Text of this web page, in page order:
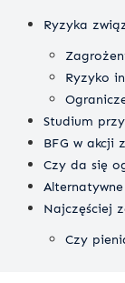
Ryzyka
Ryzyko
Studium
BFG w akcji
Czy da się
Najczęściej
Czy